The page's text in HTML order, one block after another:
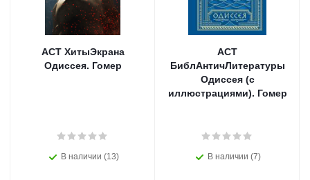
АСТ ХитыЭкрана
Одиссея. Гомер
В наличии (13)
АСТ
БиблАнтичЛитературы
Одиссея (с
иллюстрациями). Гомер
В наличии (7)